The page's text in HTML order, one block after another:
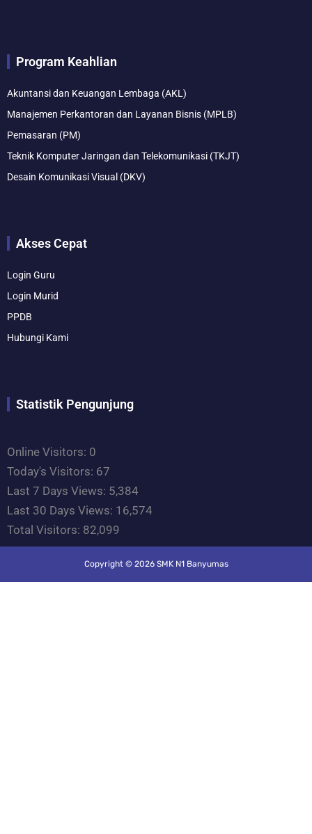
o
r
m
e
Program Keahlian
Akuntansi dan Keuangan Lembaga (AKL)
Manajemen Perkantoran dan Layanan Bisnis (MPLB)
Pemasaran (PM)
Teknik Komputer Jaringan dan Telekomunikasi (TKJT)
Desain Komunikasi Visual (DKV)
Akses Cepat
Login Guru
Login Murid
PPDB
Hubungi Kami
Statistik Pengunjung
Online Visitors: 0
Today's Visitors: 67
Last 7 Days Views: 5,384
Last 30 Days Views: 16,574
Total Visitors: 82,099
Copyright © 2026 SMK N1 Banyumas